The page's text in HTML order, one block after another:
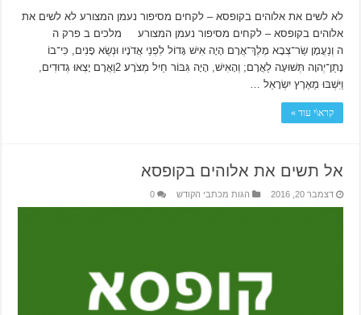
לא לשים את אלוהים בקופסא – לקחים מסיפור נעמן המצורע לא לשים את
אלוהים בקופסא – לקחים מסיפור נעמן המצורע מלכים ב פרק ה
ה וְנַעֲמָן שַׂר־צְבָא מֶלֶךְ־אֲרָם הָיָה אִישׁ גָּדוֹל לִפְנֵי אֲדֹנָיו וּנְשֻׂא פָנִים, כִּי־בוֹ
נָתַן־יְהוָה תְּשׁוּעָה לַאֲרָם; וְהָאִישׁ, הָיָה גִּבּוֹר חַיִל מְצֹרָע׃ 2וַאֲרָם יָצְאוּ גְדוּדִים,
וַיִּשְׁבּוּ מֵאֶרֶץ יִשְׂרָאֵל …
קרא\י עוד »
אל תשים את אלוהים בקופסא
דצמבר 20, 2016 הגות מכתבי הקודש 0